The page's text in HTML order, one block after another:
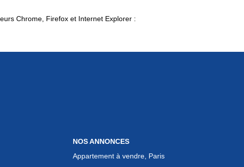
Chrome, Firefox et Internet Explorer :
NOS ANNONCES
Appartement à vendre, Paris